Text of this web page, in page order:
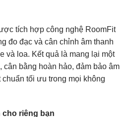
tích hợp công nghệ RoomFit
đo đạc và cân chỉnh âm thanh
và loa. Kết quả là mang lại một
cân bằng hoàn hảo, đảm bảo âm
tối ưu trong mọi không
cho riêng bạn